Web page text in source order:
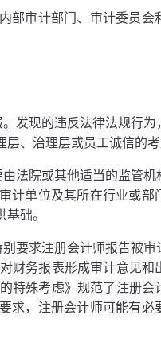
部审计部门、审计委员
发现的违反法律法规行
、治理层或员工诚信的考
法院或其他适当的监管
计单位及其所在行业或
础。
要求注册会计师报告被
务报表形成审计意见和
殊考虑》规范了注册会
求，注册会计师可能有